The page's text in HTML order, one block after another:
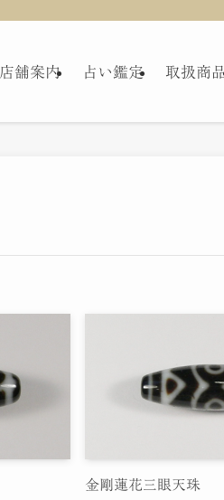
店舗案内 占い鑑定 取扱商
金剛蓮花三眼天珠